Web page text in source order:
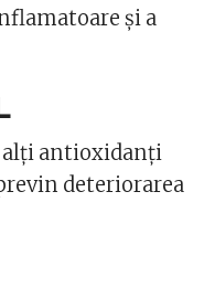
și a
antioxidanți
deteriorarea